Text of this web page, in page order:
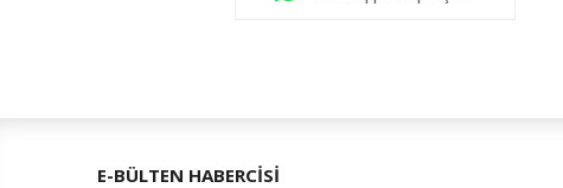
E-BÜLTEN HABERCİSİ